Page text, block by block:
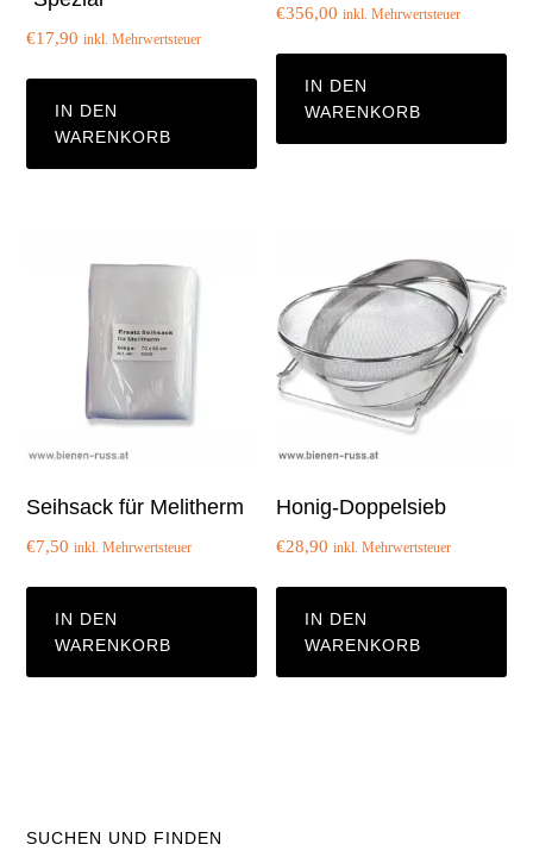
€17,90 inkl. Mehrwertsteuer
IN DEN
WARENKORB
€356,00 inkl. Mehrwertsteuer
IN DEN
WARENKORB
Seihsack für Melitherm
€7,50 inkl. Mehrwertsteuer
IN DEN
WARENKORB
Honig-Doppelsieb
€28,90 inkl. Mehrwertsteuer
IN DEN
WARENKORB
SUCHEN UND FINDEN